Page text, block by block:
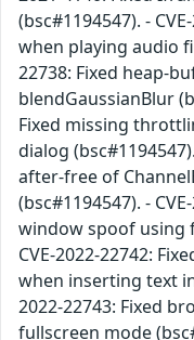
(bsc#1194547). -
when playing audio
22738: Fixed heap-
blendGaussianBlur
Fixed missing
dialog
after-free of
(bsc#1194547). -
window spoof using
CVE-2022-22742:
when inserting text
2022-22743: Fixed
fullscreen mode